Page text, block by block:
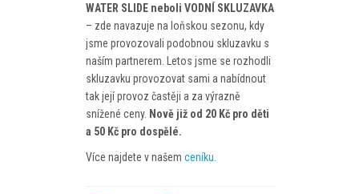
WATER SLIDE neboli VODNÍ SKLUZAVKA
– zde navazuje na loňskou sezonu, kdy
jsme provozovali podobnou skluzavku s
naším partnerem. Letos jsme se rozhodli
skluzavku provozovat sami a nabídnout
tak její provoz častěji a za výrazně
snížené ceny. Nově již od 20 Kč pro děti
a 50 Kč pro dospělé.
Více najdete v našem ceníku.